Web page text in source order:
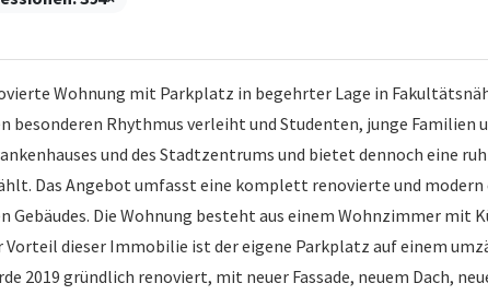
Wohnung mit Parkplatz in begehrter Lage in
besonderen Rhythmus verleiht und Studenten, junge
und des Stadtzentrums und bietet dennoch eine
Das Angebot umfasst eine komplett renovierte und
Die Wohnung besteht aus einem Wohnzimmer mit
dieser Immobilie ist der eigene Parkplatz auf einem
2019 gründlich renoviert, mit neuer Fassade, neuem Dach,